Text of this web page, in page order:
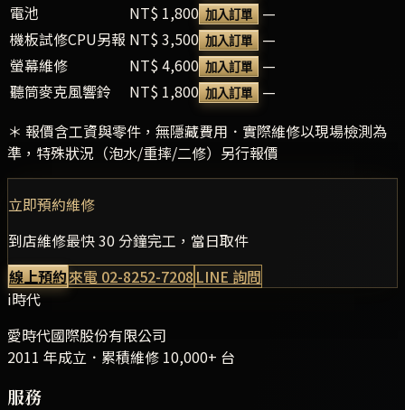
電池
NT$ 1,800 加入訂單
—
機板試修CPU另報 NT$ 3,500 加入訂單
—
螢幕維修
NT$ 4,600 加入訂單
—
聽筒麥克風響鈴
NT$ 1,800 加入訂單
—
＊ 報價含工資與零件，無隱藏費用．實際維修以現場檢測為
準，特殊狀況（泡水/重摔/二修）另行報價
立即預約維修
到店維修最快 30 分鐘完工，當日取件
線上預約來電 02-8252-7208 LINE 詢問
i時代
愛時代國際股份有限公司
2011 年成立．累積維修 10,000+ 台
服務